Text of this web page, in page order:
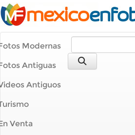
Modernas
Antiguas
Antiguos
Venta